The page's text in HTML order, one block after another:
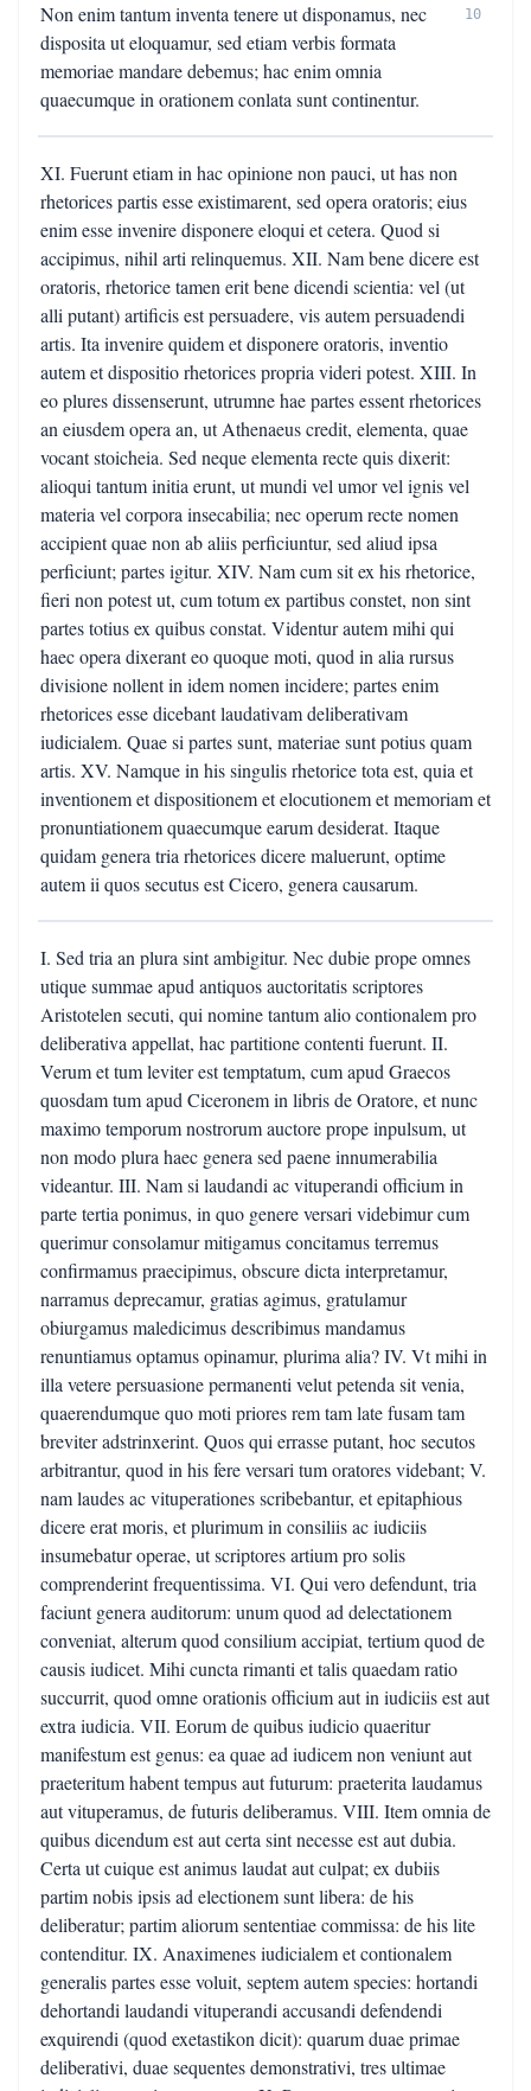
Non enim tantum inventa tenere ut disponamus, nec
disposita ut eloquamur, sed etiam verbis formata
memoriae mandare debemus; hac enim omnia
quaecumque in orationem conlata sunt continentur.
10
XI. Fuerunt etiam in hac opinione non pauci, ut has non
rhetorices partis esse existimarent, sed opera oratoris; eius
enim esse invenire disponere eloqui et cetera. Quod si
accipimus, nihil arti relinquemus. XII. Nam bene dicere est
oratoris, rhetorice tamen erit bene dicendi scientia: vel (ut
alli putant) artificis est persuadere, vis autem persuadendi
artis. Ita invenire quidem et disponere oratoris, inventio
autem et dispositio rhetorices propria videri potest. XIII. In
eo plures dissenserunt, utrumne hae partes essent rhetorices
an eiusdem opera an, ut Athenaeus credit, elementa, quae
vocant stoicheia. Sed neque elementa recte quis dixerit:
alioqui tantum initia erunt, ut mundi vel umor vel ignis vel
materia vel corpora insecabilia; nec operum recte nomen
accipient quae non ab aliis perficiuntur, sed aliud ipsa
perficiunt; partes igitur. XIV. Nam cum sit ex his rhetorice,
fieri non potest ut, cum totum ex partibus constet, non sint
partes totius ex quibus constat. Videntur autem mihi qui
haec opera dixerant eo quoque moti, quod in alia rursus
divisione nollent in idem nomen incidere; partes enim
rhetorices esse dicebant laudativam deliberativam
iudicialem. Quae si partes sunt, materiae sunt potius quam
artis. XV. Namque in his singulis rhetorice tota est, quia et
inventionem et dispositionem et elocutionem et memoriam et
pronuntiationem quaecumque earum desiderat. Itaque
quidam genera tria rhetorices dicere maluerunt, optime
autem ii quos secutus est Cicero, genera causarum.
I. Sed tria an plura sint ambigitur. Nec dubie prope omnes
utique summae apud antiquos auctoritatis scriptores
Aristotelen secuti, qui nomine tantum alio contionalem pro
deliberativa appellat, hac partitione contenti fuerunt. II.
Verum et tum leviter est temptatum, cum apud Graecos
quosdam tum apud Ciceronem in libris de Oratore, et nunc
maximo temporum nostrorum auctore prope inpulsum, ut
non modo plura haec genera sed paene innumerabilia
videantur. III. Nam si laudandi ac vituperandi officium in
parte tertia ponimus, in quo genere versari videbimur cum
querimur consolamur mitigamus concitamus terremus
confirmamus praecipimus, obscure dicta interpretamur,
narramus deprecamur, gratias agimus, gratulamur
obiurgamus maledicimus describimus mandamus
renuntiamus optamus opinamur, plurima alia? IV. Vt mihi in
illa vetere persuasione permanenti velut petenda sit venia,
quaerendumque quo moti priores rem tam late fusam tam
breviter adstrinxerint. Quos qui errasse putant, hoc secutos
arbitrantur, quod in his fere versari tum oratores videbant; V.
nam laudes ac vituperationes scribebantur, et epitaphious
dicere erat moris, et plurimum in consiliis ac iudiciis
insumebatur operae, ut scriptores artium pro solis
comprenderint frequentissima. VI. Qui vero defendunt, tria
faciunt genera auditorum: unum quod ad delectationem
conveniat, alterum quod consilium accipiat, tertium quod de
causis iudicet. Mihi cuncta rimanti et talis quaedam ratio
succurrit, quod omne orationis officium aut in iudiciis est aut
extra iudicia. VII. Eorum de quibus iudicio quaeritur
manifestum est genus: ea quae ad iudicem non veniunt aut
praeteritum habent tempus aut futurum: praeterita laudamus
aut vituperamus, de futuris deliberamus. VIII. Item omnia de
quibus dicendum est aut certa sint necesse est aut dubia.
Certa ut cuique est animus laudat aut culpat; ex dubiis
partim nobis ipsis ad electionem sunt libera: de his
deliberatur; partim aliorum sententiae commissa: de his lite
contenditur. IX. Anaximenes iudicialem et contionalem
generalis partes esse voluit, septem autem species: hortandi
dehortandi laudandi vituperandi accusandi defendendi
exquirendi (quod exetastikon dicit): quarum duae primae
deliberativi, duae sequentes demonstrativi, tres ultimae